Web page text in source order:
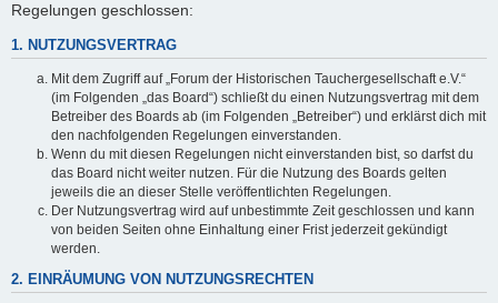
Regelungen geschlossen:
1. NUTZUNGSVERTRAG
Mit dem Zugriff auf „Forum der Historischen Tauchergesellschaft e.V.“
(im Folgenden „das Board“) schließt du einen Nutzungsvertrag mit dem
Betreiber des Boards ab (im Folgenden „Betreiber“) und erklärst dich mit
den nachfolgenden Regelungen einverstanden.
Wenn du mit diesen Regelungen nicht einverstanden bist, so darfst du
das Board nicht weiter nutzen. Für die Nutzung des Boards gelten
jeweils die an dieser Stelle veröffentlichten Regelungen.
Der Nutzungsvertrag wird auf unbestimmte Zeit geschlossen und kann
von beiden Seiten ohne Einhaltung einer Frist jederzeit gekündigt
werden.
2. EINRÄUMUNG VON NUTZUNGSRECHTEN